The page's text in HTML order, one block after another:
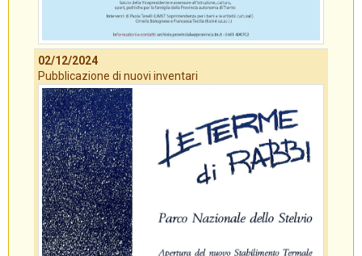
02/12/2024
Pubblicazione di nuovi inventari